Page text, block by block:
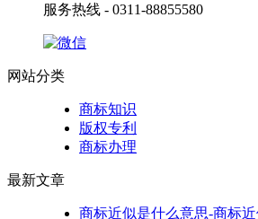
服务热线 - 0311-88855580
网站分类
商标知识
版权专利
商标办理
最新文章
商标近似是什么意思-商标